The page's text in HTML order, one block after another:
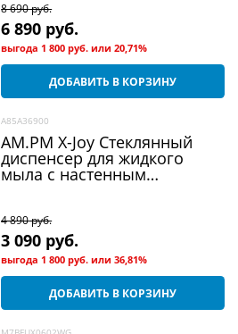
8 690 руб.
6 890 руб.
выгода 1 800 руб. или20,71%
ДОБАВИТЬ В КОРЗИНУ
A85A36900
AM.PM X-Joy Стеклянный
диспенсер для жидкого
мыла с настенным
4 890 руб.
3 090 руб.
выгода 1 800 руб. или36,81%
ДОБАВИТЬ В КОРЗИНУ